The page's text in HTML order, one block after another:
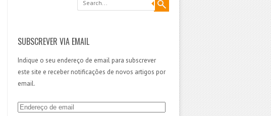
SUBSCREVER VIA EMAIL
Indique o seu endereço de email para subscrever
este site e receber notificações de novos artigos por
email.
E